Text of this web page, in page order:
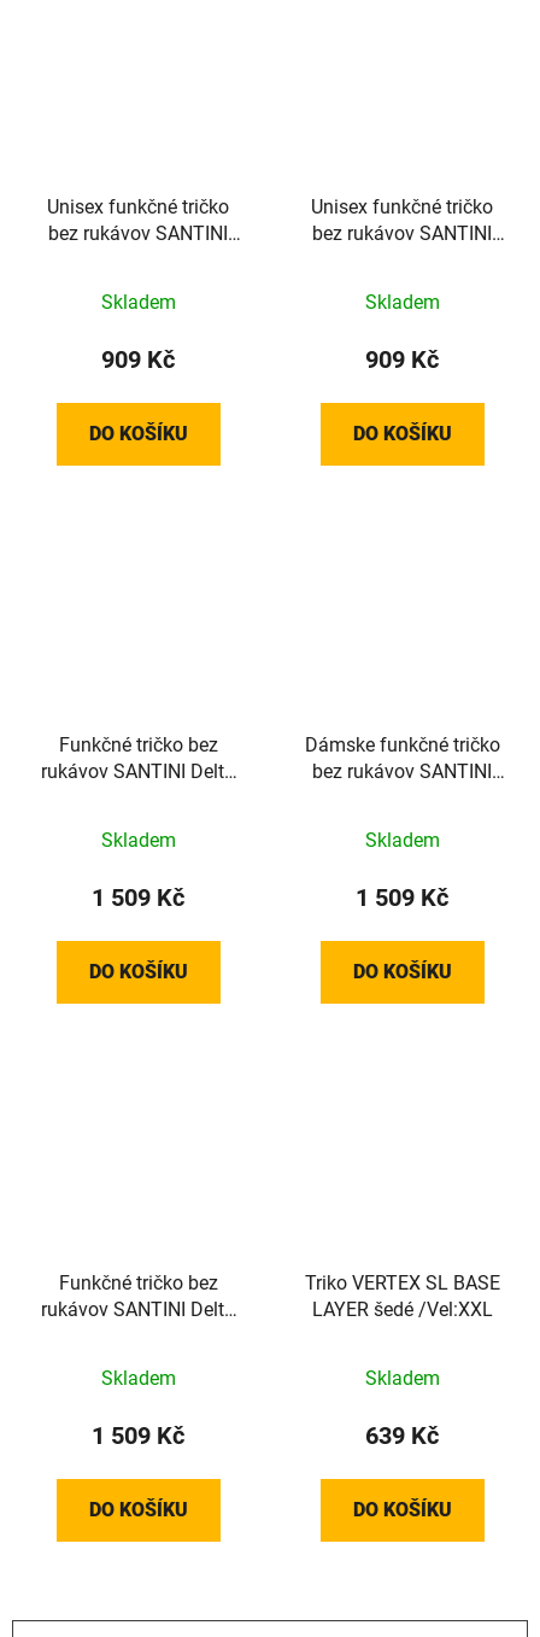
Unisex funkčné tričko
bez rukávov SANTINI
Skladem
909 Kč
DO KOŠÍKU
Unisex funkčné tričko
bez rukávov SANTINI
Skladem
909 Kč
DO KOŠÍKU
Funkčné tričko bez
rukávov SANTINI Delta
Skladem
1 509 Kč
DO KOŠÍKU
Dámske funkčné tričko
bez rukávov SANTINI
Skladem
1 509 Kč
DO KOŠÍKU
Funkčné tričko bez
rukávov SANTINI Delta
Skladem
1 509 Kč
DO KOŠÍKU
Triko VERTEX SL BASE
LAYER šedé /Vel:XXL
Skladem
639 Kč
DO KOŠÍKU